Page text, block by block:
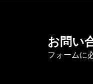
お問い
フォームに